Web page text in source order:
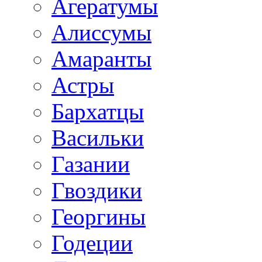
Агератумы
Алиссумы
Амаранты
Астры
Бархатцы
Васильки
Газании
Гвоздики
Георгины
Годеции